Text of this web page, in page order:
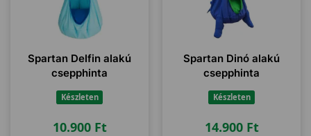
Spartan Delfin alakú
csepphinta
Készleten
10.900 Ft
Spartan Dinó alakú
csepphinta
Készleten
14.900 Ft